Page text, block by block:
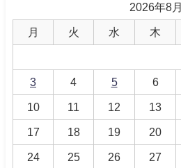
2026年8月
月 火 水 木
3 4 5 6
10 11 12 13
17 18 19 20
24 25 26 27